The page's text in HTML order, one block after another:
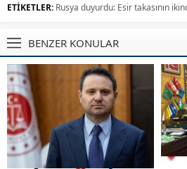
ETİKETLER: Rusya duyurdu: Esir takasının
BENZER KONULAR